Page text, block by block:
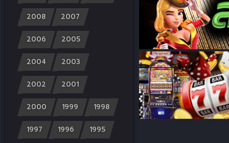
2008 2007
2006 2005
2004 2003
2002 2001
2000 1999 1998
1997 1996 1995